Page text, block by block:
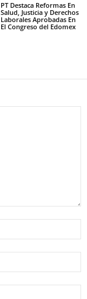
PT Destaca Reformas En
Salud, Justicia y Derechos
Laborales Aprobadas En
El Congreso del Edomex